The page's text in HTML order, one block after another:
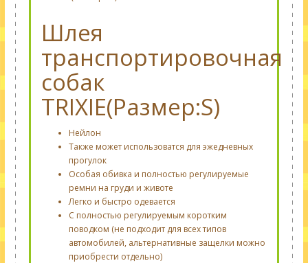
Шлея
транспортировочная
собак
TRIXIE(Размер:S)
Нейлон
Также может использоватся для эжедневных
прогулок
Особая обивка и полностью регулируемые
ремни на груди и животе
Легко и быстро одевается
С полностью регулируемым коротким
поводком (не подходит для всех типов
автомобилей, альтернативные защелки можно
приобрести отдельно)